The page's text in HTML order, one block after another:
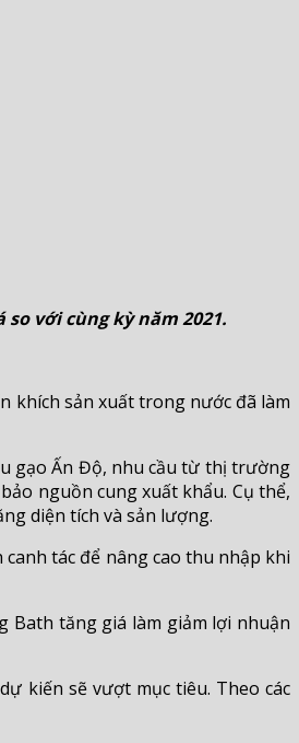
với cùng kỳ năm 2021.
khích sản xuất trong nước đã làm
gạo Ấn Độ, nhu cầu từ thị trường
nguồn cung xuất khẩu. Cụ thể,
diện tích và sản lượng.
tác để nâng cao thu nhập khi
Bath tăng giá làm giảm lợi nhuận
kiến sẽ vượt mục tiêu. Theo các